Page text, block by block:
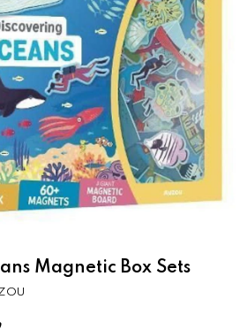
Magnetic Box Sets